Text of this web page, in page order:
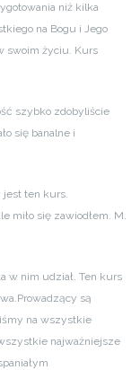
niż kilka
na Bogu i Jego
swoim życiu. Kurs
szybko zdobyliście
się banalne i
jest ten kurs.
miło się zawiodłem. M.
w nim udział. Ten kurs
są
na wszystkie
najważniejsze